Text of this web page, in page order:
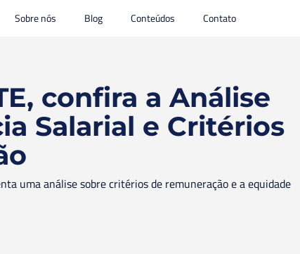
Sobre nós Blog Conteúdos Contato
confira a Análise
Salarial e Critérios
uma análise sobre critérios de remuneração e a equidade